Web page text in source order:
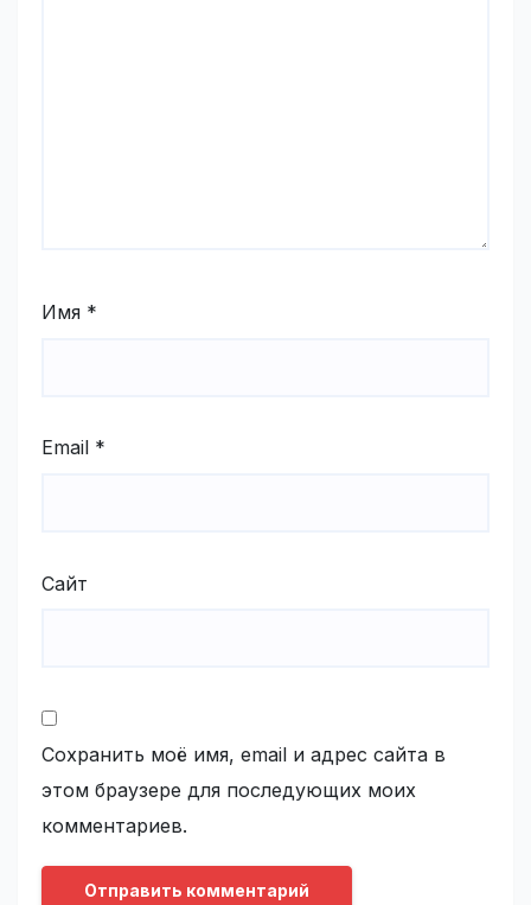
Имя *
Email *
Сайт
Сохранить моё имя, email и адрес сайта в
этом браузере для последующих моих
комментариев.